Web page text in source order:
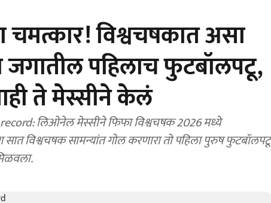
चमत्कार! विश्वचषकात असा
जगातील पहिलाच फुटबॉलपटू,
ते मेस्सीने केलं
लिओनेल मेस्सीने फिफा विश्वचषक 2026 मध्ये
विश्वचषक सामन्यांत गोल करणारा तो पहिला पुरुष फुटबॉलपटू